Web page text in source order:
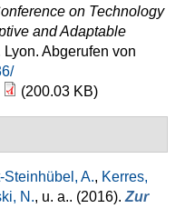
on Technology
and Adaptable
Lyon. Abgerufen von
(200.03 KB)
Steinhübel, A., Kerres,
N., u. a.. (2016). Zur